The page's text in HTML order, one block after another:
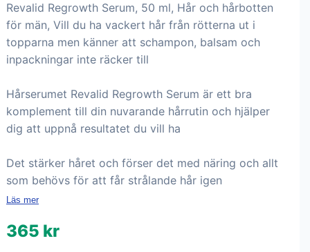
Revalid Regrowth Serum, 50 ml, Hår och hårbotten
för män, Vill du ha vackert hår från rötterna ut i
topparna men känner att schampon, balsam och
inpackningar inte räcker till
Hårserumet Revalid Regrowth Serum är ett bra
komplement till din nuvarande hårrutin och hjälper
dig att uppnå resultatet du vill ha
Det stärker håret och förser det med näring och allt
som behövs för att får strålande hår igen
Läs mer
365 kr